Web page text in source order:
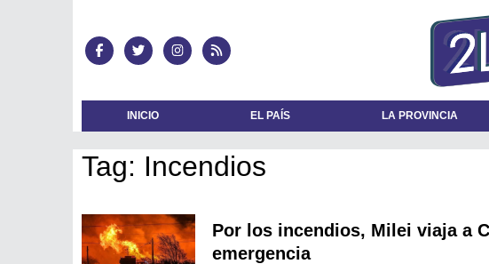
INICIO EL PAÍS LA PROVINCIA
Tag: Incendios
Por los incendios, Milei viaja a
emergencia